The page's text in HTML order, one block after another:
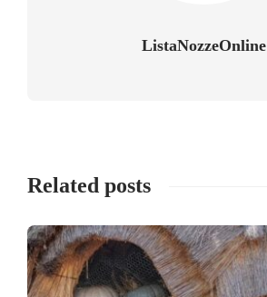
ListaNozzeOnline
Related posts